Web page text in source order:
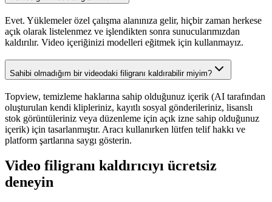
Evet. Yüklemeler özel çalışma alanınıza gelir, hiçbir zaman herkese
açık olarak listelenmez ve işlendikten sonra sunucularımızdan
kaldırılır. Video içeriğinizi modelleri eğitmek için kullanmayız.
Sahibi olmadığım bir videodaki filigranı kaldırabilir miyim?
Topview, temizleme haklarına sahip olduğunuz içerik (AI tarafından
oluşturulan kendi klipleriniz, kayıtlı sosyal gönderileriniz, lisanslı
stok görüntüleriniz veya düzenleme için açık izne sahip olduğunuz
içerik) için tasarlanmıştır. Aracı kullanırken lütfen telif hakkı ve
platform şartlarına saygı gösterin.
Video filigranı kaldırıcıyı ücretsiz
deneyin